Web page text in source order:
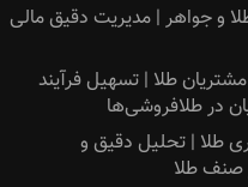
و جواهر | مدیریت دقیق مالی
طلا | تسهیل فرآیند
در طلافروشی‌ها
طلا | تحلیل دقیق و
صنف طلا